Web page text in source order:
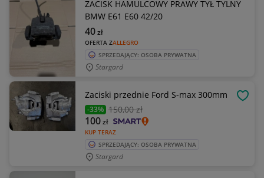
ZACISK HAMULCOWY PRAWY TYŁ TYLNY
BMW E61 E60 42/20
OFERTA ZALLEGRO
40zł
SPRZEDAJĄCY: OSOBA PRYWATNA
Stargard
Zaciski przednie Ford S-max 300mm
-33% 150,00 zł
KUP TERAZ
100zł
SPRZEDAJĄCY: OSOBA PRYWATNA
Stargard